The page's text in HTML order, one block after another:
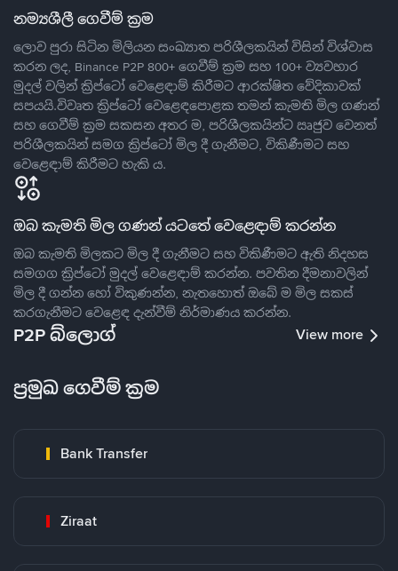
නම්‍යශීලී ගෙවීම් ක්‍රම
ලොව පුරා සිටින මිලියන සංඛ්‍යාත පරිශීලකයින් විසින් විශ්වාස
කරන ලද, Binance P2P 800+ ගෙවීම් ක්‍රම සහ 100+ ව්‍යවහාර
මුදල් වලින් ක්‍රිප්ටෝ වෙළෙඳාම් කිරීමට ආරක්ෂිත වේදිකාවක්
සපයයි.විවෘත ක්‍රිප්ටෝ වෙළෙඳපොළක තමන් කැමති මිල ගණන්
සහ ගෙවීම් ක්‍රම සකසන අතර ම, පරිශීලකයින්ට ඍජුව වෙනත්
පරිශීලකයින් සමග ක්‍රිප්ටෝ මිල දී ගැනීමට, විකිණීමට සහ
වෙළෙඳාම් කිරීමට හැකි ය.
ඔබ කැමති මිල ගණන් යටතේ වෙළෙඳාම් කරන්න
ඔබ කැමති මිලකට මිල දී ගැනීමට සහ විකිණීමට ඇති නිදහස
සමගග ක්‍රිප්ටෝ මුදල් වෙළෙඳාම් කරන්න. පවතින දීමනාවලින්
මිල දී ගන්න හෝ විකුණන්න, නැතහොත් ඔබේ ම මිල සකස්
කරගැනීමට වෙළෙඳ දැන්වීම් නිර්මාණය කරන්න.
P2P බ්ලොග් View more
ප්‍රමුඛ ගෙවීම් ක්‍රම
Bank Transfer
Ziraat